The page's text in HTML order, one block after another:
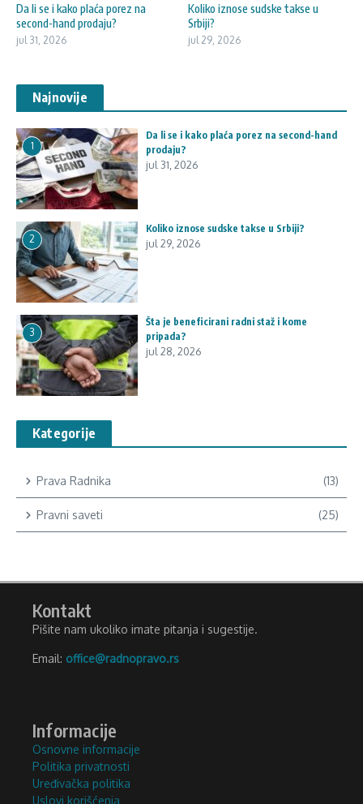
Da li se i kako plaća porez na
second-hand prodaju?
jul 31, 2026
Koliko iznose sudske takse u
Srbiji?
jul 29, 2026
Najnovije
1
Da li se i kako plaća porez na second-hand
prodaju?
jul 31, 2026
2
Koliko iznose sudske takse u Srbiji?
jul 29, 2026
3
Šta je beneficirani radni staž i kome
pripada?
jul 28, 2026
Kategorije
Prava Radnika (13)
Pravni saveti (25)
Kontakt
Pišite nam ukoliko imate pitanja i sugestije.
Email: office@radnopravo.rs
Informacije
Osnovne informacije
Politika privatnosti
Uređivačka politika
Uslovi korišćenja